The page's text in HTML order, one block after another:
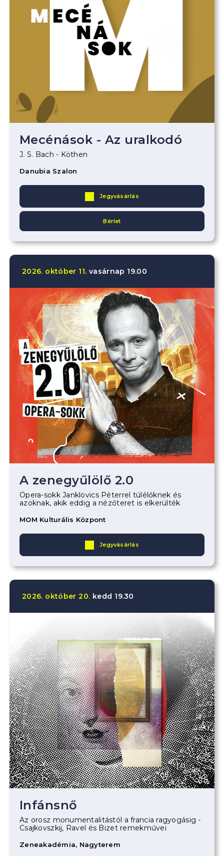
Mecénások - Az uralkodó
J. S. Bach - Köthen
Danubia Szalon
Jegyvásárlás
Bérlet
2026. október 11. vasárnap 19.00
A zenegyűlölő 2.0
Opera-sokk Janklovics Péterrel túlélőknek és
azoknak, akik eddig a nézőteret is elkerülték
MOM Kulturális Központ
Jegyvásárlás
2026. október 20. kedd 19.30
Infánsnő
Az orosz monumentalitástól a francia ragyogásig -
Csajkovszkij, Ravel és Bizet remekművei
Zeneakadémia, Nagyterem